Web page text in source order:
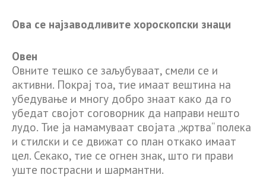
Ова се најзаводливите хороскопски знаци
Овен
Овните тешко се заљубуваат, смели се и
активни. Покрај тоа, тие имаат вештина на
убедување и многу добро знаат како да го
убедат својот соговорник да направи нешто
лудо. Тие ја намамуваат својата „жртва“ полека
и стилски и се движат со план откако имаат
цел. Секако, тие се огнен знак, што ги прави
уште пострасни и шармантни.